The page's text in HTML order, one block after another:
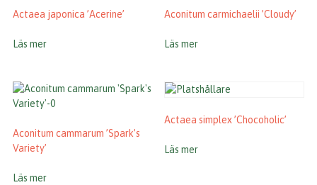
Actaea japonica ’Acerine’
Läs mer
Aconitum carmichaelii ’Cloudy’
Läs mer
Aconitum cammarum ’Spark’s
Variety’
Läs mer
Actaea simplex ’Chocoholic’
Läs mer